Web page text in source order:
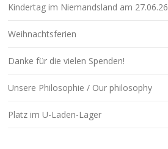
Kindertag im Niemandsland am 27.06.26
Weihnachtsferien
Danke für die vielen Spenden!
Unsere Philosophie / Our philosophy
Platz im U-Laden-Lager